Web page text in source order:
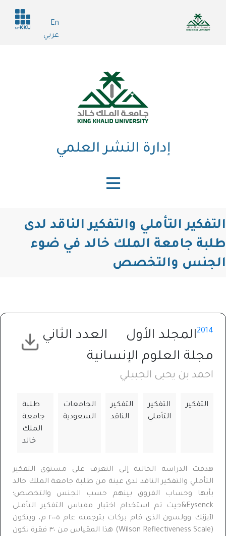
المحتوى
En
عربي
Header
services
إدارة النشر العلمي
التفكير التأملي والتفكير الناقد لدى
طلبة جامعة الملك خالد في ضوء
الجنس والتخصص
2014المجلد الأول
العدد الثاني
مجلة العلوم الإنسانية
احمد بن يحيى الجبيلي
التفكير
التفكير
التأملي
التفكير
الناقد
الجامعات
السعودية
طلبة
جامعة
الملك
خالد
هدفت الدراسة الحالية إلى التعرف على مستوى التفكير
التأملي والتفكير الناقد لدى عينة من طلبة جامعة الملك خالد
بأبها وحساب الفروق بينهم حسب الجنس والتخصص؛
Eysenck&حيث تم استخدام اختبار مقياس التفكير التأملي
لآيزنك وولسون الذي قام بركات بترجمته عام ٢٠٠٥ م، ويتكون
(Wilson Reflectiveness Scale) هذا المقياس من ٣٠ فقرة تكون